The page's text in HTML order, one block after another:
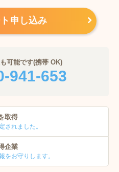
申し込み
可能です(携帯 OK)
941-653
取得
されました。
企業
をお守りします。